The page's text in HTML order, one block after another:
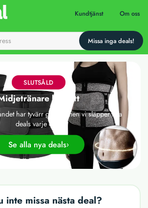
Kundtjänst Om oss
SLUTSÅLD
korsett
har tyvärr gått ut, men vi släpper nya
deals varje dag!
Se alla nya deals
inte missa nästa deal?